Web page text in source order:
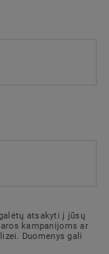
atsakyti į jūsų
kampanijoms ar
Duomenys gali